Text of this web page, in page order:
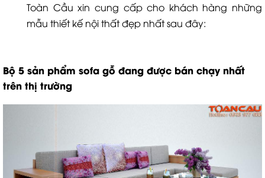
Toàn Cầu xin cung cấp cho khách hàng những
mẫu thiết kế nội thất đẹp nhất sau đây:
Bộ 5 sản phẩm sofa gỗ đang được bán chạy nhất
trên thị trường